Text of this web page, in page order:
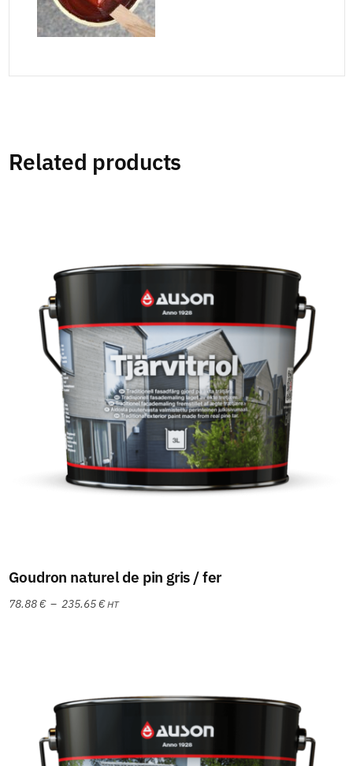
Related products
Choix des options
Goudron naturel de pin gris / fer
78.88€ – 235.65€ HT